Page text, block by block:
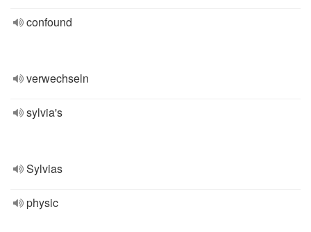
confound
verwechseln
sylvia's
Sylvias
physic